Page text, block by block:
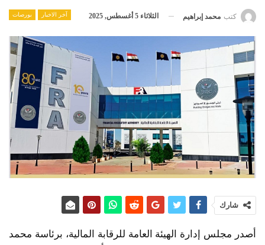
آخر الاخبار بورصات كتب محمد إبراهيم الثلاثاء 5 أغسطس, 2025
شارك
أصدر مجلس إدارة الهيئة العامة للرقابة المالية، برئاسة محمد